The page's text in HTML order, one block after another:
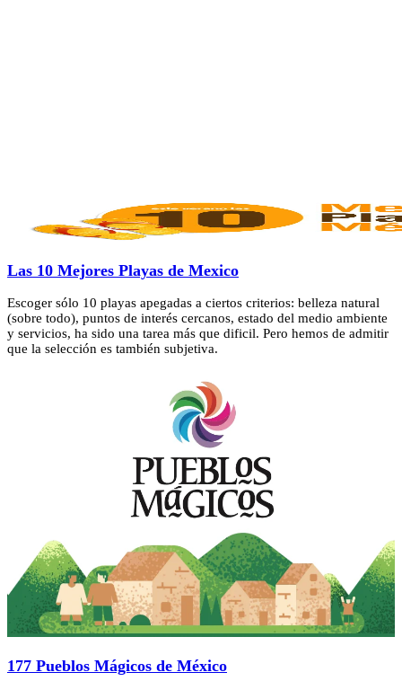
Las 10 Mejores Playas de Mexico
Escoger sólo 10 playas apegadas a ciertos criterios: belleza natural
(sobre todo), puntos de interés cercanos, estado del medio ambiente
y servicios, ha sido una tarea más que dificil. Pero hemos de admitir
que la selección es también subjetiva.
177 Pueblos Mágicos de México